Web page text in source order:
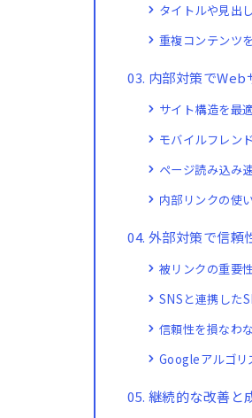
タイトルや見出
重複コンテンツ
内部対策でWeb
サイト構造を最
モバイルフレン
ページ読み込み
内部リンクの使
外部対策で信頼
被リンクの重要
SNSと連携した
信頼性を損なわ
Googleアルゴリ
継続的な改善と